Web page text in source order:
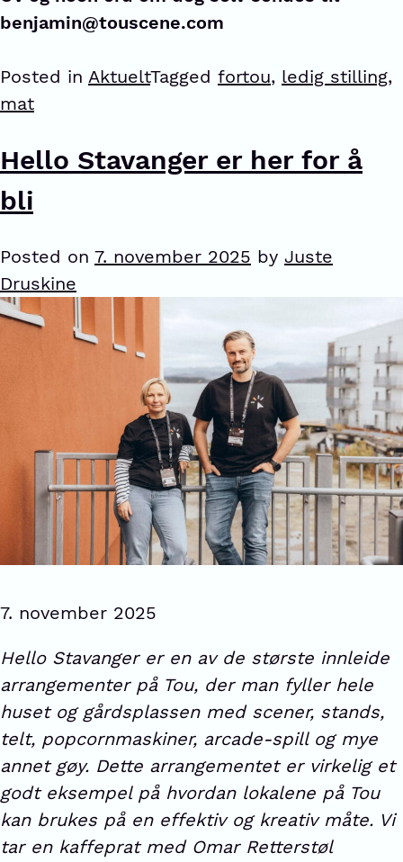
benjamin@touscene.com
Posted in AktueltTagged fortou, ledig stilling,
mat
Hello Stavanger er her for å
bli
Posted on 7. november 2025 by Juste
Druskine
7. november 2025
Hello Stavanger er en av de største innleide
arrangementer på Tou, der man fyller hele
huset og gårdsplassen med scener, stands,
telt, popcornmaskiner, arcade-spill og mye
annet gøy. Dette arrangementet er virkelig et
godt eksempel på hvordan lokalene på Tou
kan brukes på en effektiv og kreativ måte. Vi
tar en kaffeprat med Omar Retterstøl